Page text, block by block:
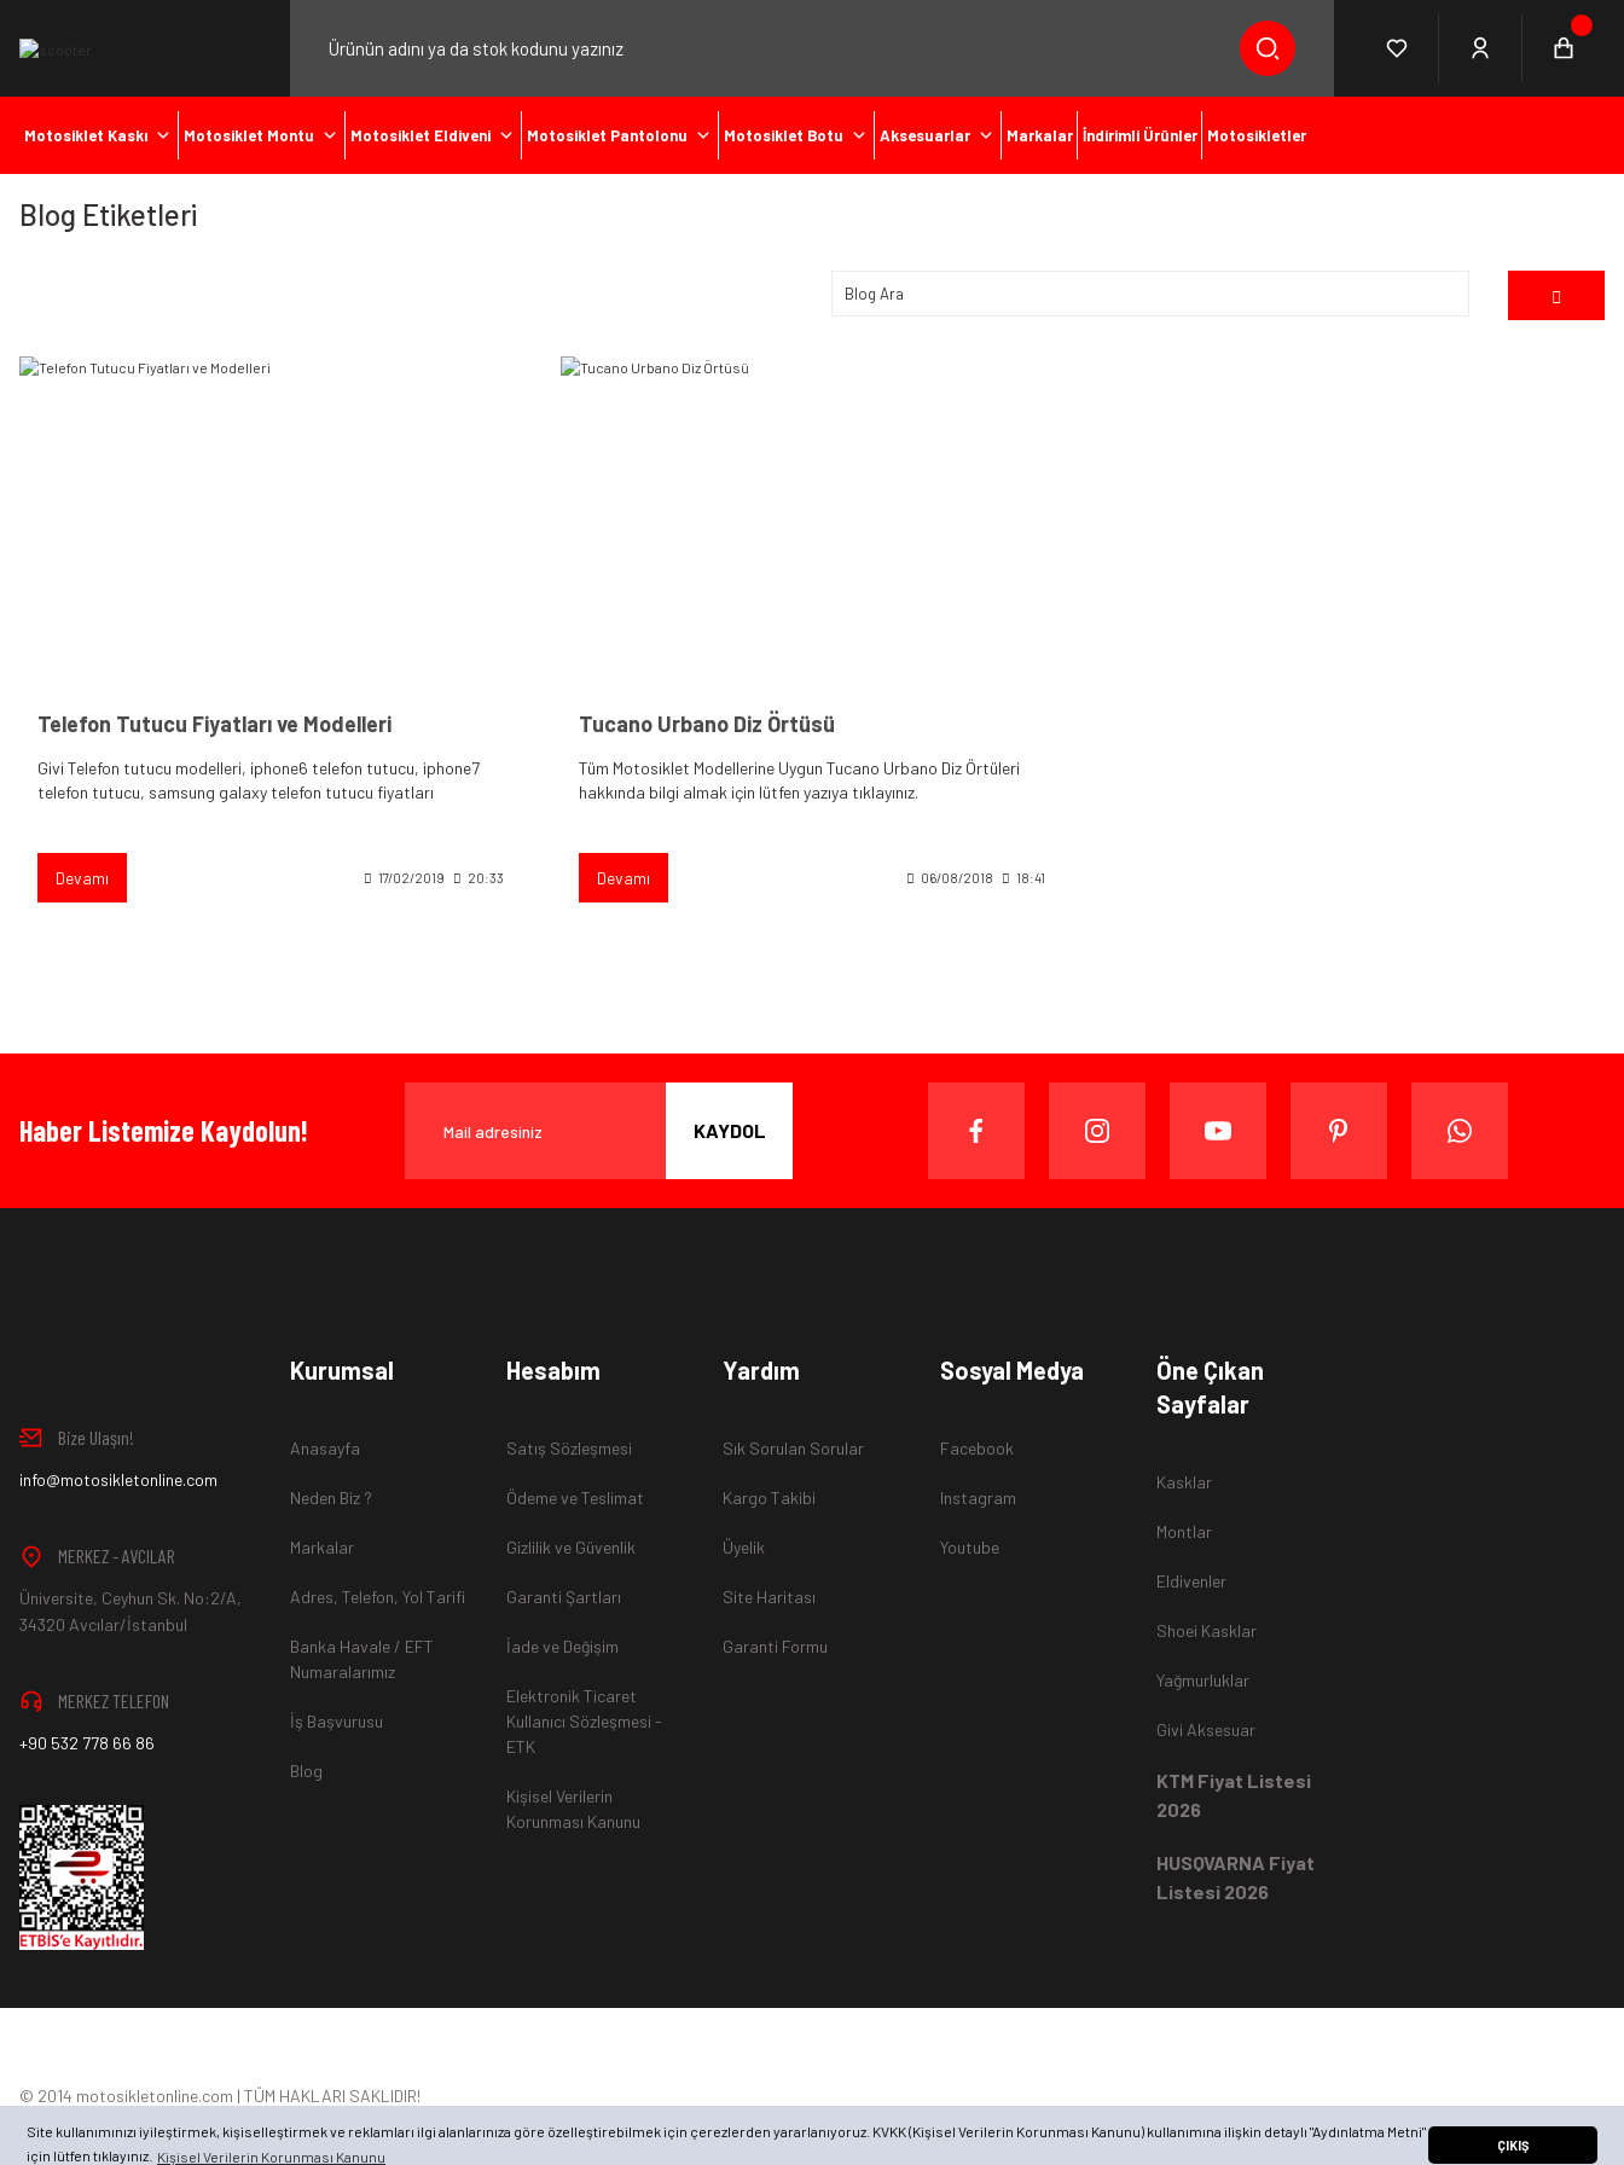
Site kullanımınızı iyileştirmek, kişiselleştirmek ve reklamları ilgi alanlarınıza göre özelleştirebilmek için çerezlerden yararlanıyoruz. KVKK (Kişisel Verilerin Korunması Kanunu) kullanımına ilişkin detaylı "Aydınlatma Metni"
için lütfen tıklayınız. Kişisel Verilerin Korunması Kanunu
ÇIKIŞ
Motosiklet Kaskı Motosiklet Montu Motosiklet Eldiveni Motosiklet Pantolonu Motosiklet Botu Aksesuarlar Markalar İndirimli Ürünler Motosikletler
Blog Etiketleri
Telefon Tutucu Fiyatları ve Modelleri
Givi Telefon tutucu modelleri, iphone6 telefon tutucu, iphone7
telefon tutucu, samsung galaxy telefon tutucu fiyatları
Devamı 17/02/2019 20:33
Tucano Urbano Diz Örtüsü
Tüm Motosiklet Modellerine Uygun Tucano Urbano Diz Örtüleri
hakkında bilgi almak için lütfen yazıya tıklayınız.
Devamı 06/08/2018 18:41
Haber Listemize Kaydolun! KAYDOL
Bize Ulaşın!
info@motosikletonline.com
MERKEZ - AVCILAR
Üniversite, Ceyhun Sk. No:2/A,
34320 Avcılar/İstanbul
MERKEZ TELEFON
+90 532 778 66 86
Kurumsal
Anasayfa
Neden Biz ?
Markalar
Adres, Telefon, Yol Tarifi
Banka Havale / EFT
Numaralarımız
İş Başvurusu
Blog
Hesabım
Satış Sözleşmesi
Ödeme ve Teslimat
Gizlilik ve Güvenlik
Garanti Şartları
İade ve Değişim
Elektronik Ticaret
Kullanıcı Sözleşmesi -
ETK
Kişisel Verilerin
Korunması Kanunu
Yardım
Sık Sorulan Sorular
Kargo Takibi
Üyelik
Site Haritası
Garanti Formu
Sosyal Medya
Facebook
Instagram
Youtube
Öne Çıkan
Sayfalar
Kasklar
Montlar
Eldivenler
Shoei Kasklar
Yağmurluklar
Givi Aksesuar
KTM Fiyat Listesi
2026
HUSQVARNA Fiyat
Listesi 2026
© 2014 motosikletonline.com | TÜM HAKLARI SAKLIDIR!